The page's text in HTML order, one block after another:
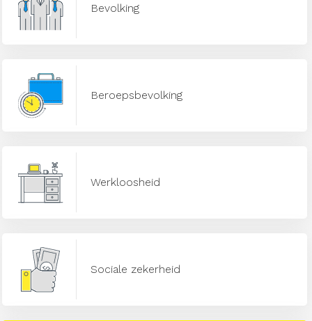
Bevolking
Beroepsbevolking
Werkloosheid
Sociale zekerheid